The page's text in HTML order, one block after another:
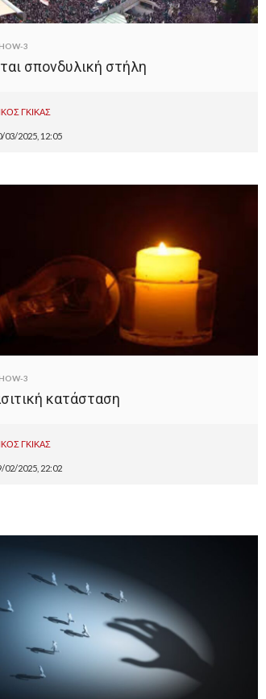
3
σπονδυλική στήλη
ΓΚΙΚΑΣ
03/2025, 12:05
3
κατάσταση
ΓΚΙΚΑΣ
02/2025, 22:02